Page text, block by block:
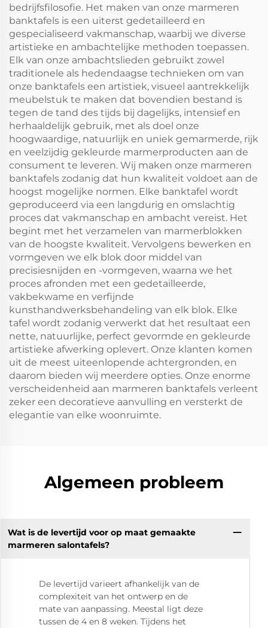
bedrijfsfilosofie. Het maken van onze marmeren
banktafels is een uiterst gedetailleerd en
gespecialiseerd vakmanschap, waarbij we diverse
artistieke en ambachtelijke methoden toepassen.
Elk van onze ambachtslieden gebruikt zowel
traditionele als hedendaagse technieken om van
onze banktafels een artistiek, visueel aantrekkelijk
meubelstuk te maken dat bovendien bestand is
tegen de tand des tijds bij dagelijks, intensief en
herhaaldelijk gebruik, met als doel onze
hoogwaardige, natuurlijk en uniek gemarmerde, rijk
en veelzijdig gekleurde marmerproducten aan de
consument te leveren. Wij maken onze marmeren
banktafels zodanig dat hun kwaliteit voldoet aan de
hoogst mogelijke normen. Elke banktafel wordt
geproduceerd via een langdurig en omslachtig
proces dat vakmanschap en ambacht vereist. Het
begint met het verzamelen van marmerblokken
van de hoogste kwaliteit. Vervolgens bewerken en
vormgeven we elk blok door middel van
precisiesnijden en -vormgeven, waarna we het
proces afronden met een gedetailleerde,
vakbekwame en verfijnde
kunsthandwerksbehandeling van elk blok. Elke
tafel wordt zodanig verwerkt dat het resultaat een
nette, natuurlijke, perfect gevormde en gekleurde
artistieke afwerking oplevert. Onze klanten komen
uit de meest uiteenlopende achtergronden, en
daarom bieden wij meerdere opties. Onze enorme
verscheidenheid aan marmeren banktafels verleent
zeker een decoratieve aanvulling en versterkt de
elegantie van elke woonruimte.
Algemeen probleem
Wat is de levertijd voor op maat gemaakte
marmeren salontafels?
De levertijd varieert afhankelijk van de
complexiteit van het ontwerp en de
mate van aanpassing. Meestal ligt deze
tussen de 4 en 8 weken. Tijdens het